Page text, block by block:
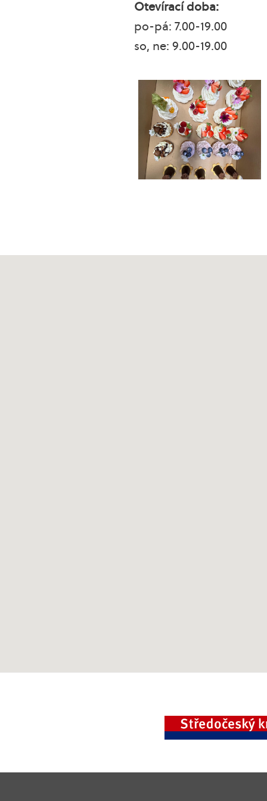
Otevírací doba:
po-pá: 7.00-19.00
so, ne: 9.00-19.00